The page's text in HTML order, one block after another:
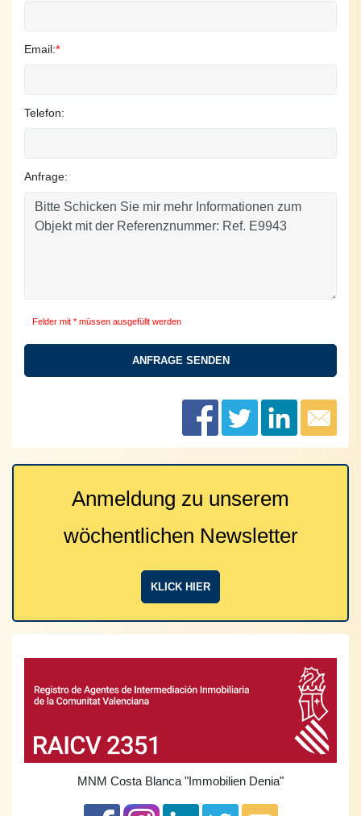
Email:*
Telefon:
Anfrage:
Felder mit * müssen ausgefüllt werden
Anmeldung zu unserem
wöchentlichen Newsletter
KLICK HIER
MNM Costa Blanca "Immobilien Denia"